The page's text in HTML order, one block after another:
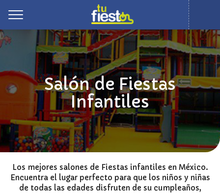
Salón de Fiestas
Infantiles
Los mejores salones de Fiestas infantiles en México.
Encuentra el lugar perfecto para que los niños y niñas
de todas las edades disfruten de su cumpleaños,